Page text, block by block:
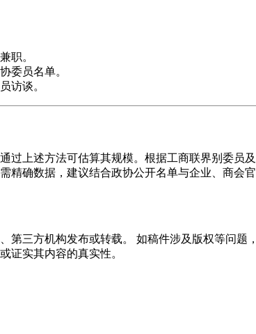
职。
委员名单。
访谈。
上述方法可估算其规模。根据工商联界别委员
精确数据，建议结合政协公开名单与企业、商会
第三方机构发布或转载。 如稿件涉及版权等问
证实其内容的真实性。